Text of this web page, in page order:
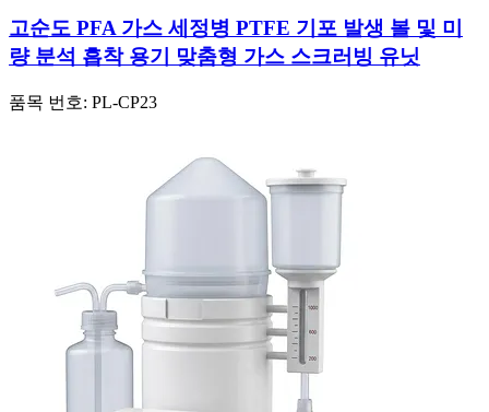
고순도 PFA 가스 세정병 PTFE 기포 발생 볼 및 미
량 분석 흡착 용기 맞춤형 가스 스크러빙 유닛
품목 번호: PL-CP23